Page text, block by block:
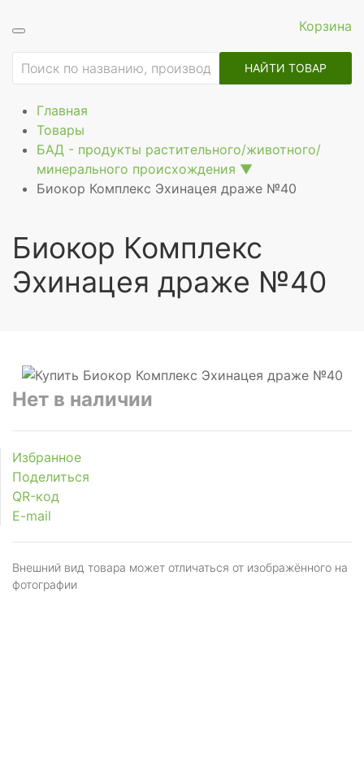
Корзина
НАЙТИ ТОВАР
Главная
Товары
БАД - продукты растительного/животного/
минерального происхождения ▼
Биокор Комплекс Эхинацея драже №40
Биокор Комплекс
Эхинацея драже №40
Нет в наличии
Избранное
Поделиться
QR-код
E-mail
Внешний вид товара может отличаться от изображённого на
фотографии